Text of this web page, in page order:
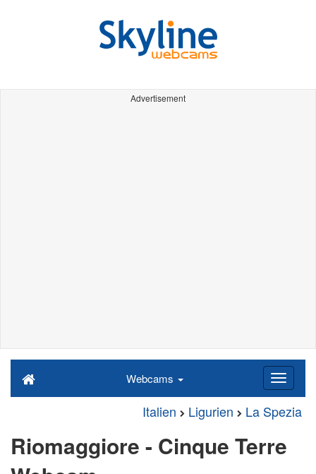
Advertisement
Webcams
Italien Ligurien La Spezia
Riomaggiore - Cinque Terre